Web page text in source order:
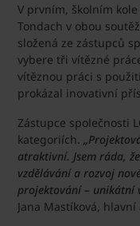
V prvním, školním
Tondach v obou
složená ze zástupců
vybere tři vítězné
vítěznou práci s
prokázal inovativní
Zástupce společnosti
kategoriích.
atraktivní. Jsem ráda,
vzdělávání a rozvoj
projektování – unikátní
Jana Mastíková,